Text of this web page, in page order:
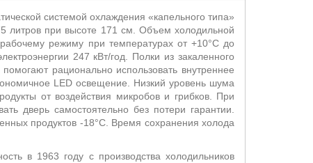
системой охлаждения «капельного типа»
литров при высоте 171 см. Объем холодильной
режиму при температурах от +10°С до
247 кВт/год. Полки из закаленного
рационально использовать внутреннее
LED освещение. Низкий уровень шума
от воздействия микробов и грибков.
При
дверь самостоятельно без потери гарантии.
продуктов -18°С. Время сохранения холода
в 1963 году с производства холодильников